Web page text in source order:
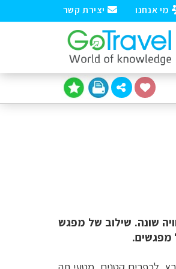
יצירת קשר מי אנחנו
שונה. שילוב של מפגש
מפגשים.